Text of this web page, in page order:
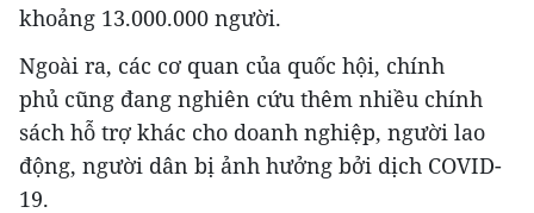
khoảng 13.000.000 người.
Ngoài ra, các cơ quan của quốc hội, chính
phủ cũng đang nghiên cứu thêm nhiều chính
sách hỗ trợ khác cho doanh nghiệp, người lao
động, người dân bị ảnh hưởng bởi dịch COVID-
19.